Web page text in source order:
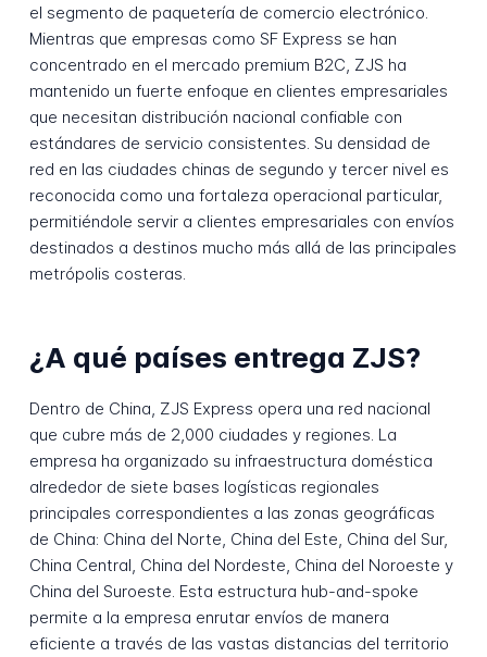
el segmento de paquetería de comercio electrónico.
Mientras que empresas como SF Express se han
concentrado en el mercado premium B2C, ZJS ha
mantenido un fuerte enfoque en clientes empresariales
que necesitan distribución nacional confiable con
estándares de servicio consistentes. Su densidad de
red en las ciudades chinas de segundo y tercer nivel es
reconocida como una fortaleza operacional particular,
permitiéndole servir a clientes empresariales con envíos
destinados a destinos mucho más allá de las principales
metrópolis costeras.
¿A qué países entrega ZJS?
Dentro de China, ZJS Express opera una red nacional
que cubre más de 2,000 ciudades y regiones. La
empresa ha organizado su infraestructura doméstica
alrededor de siete bases logísticas regionales
principales correspondientes a las zonas geográficas
de China: China del Norte, China del Este, China del Sur,
China Central, China del Nordeste, China del Noroeste y
China del Suroeste. Esta estructura hub-and-spoke
permite a la empresa enrutar envíos de manera
eficiente a través de las vastas distancias del territorio